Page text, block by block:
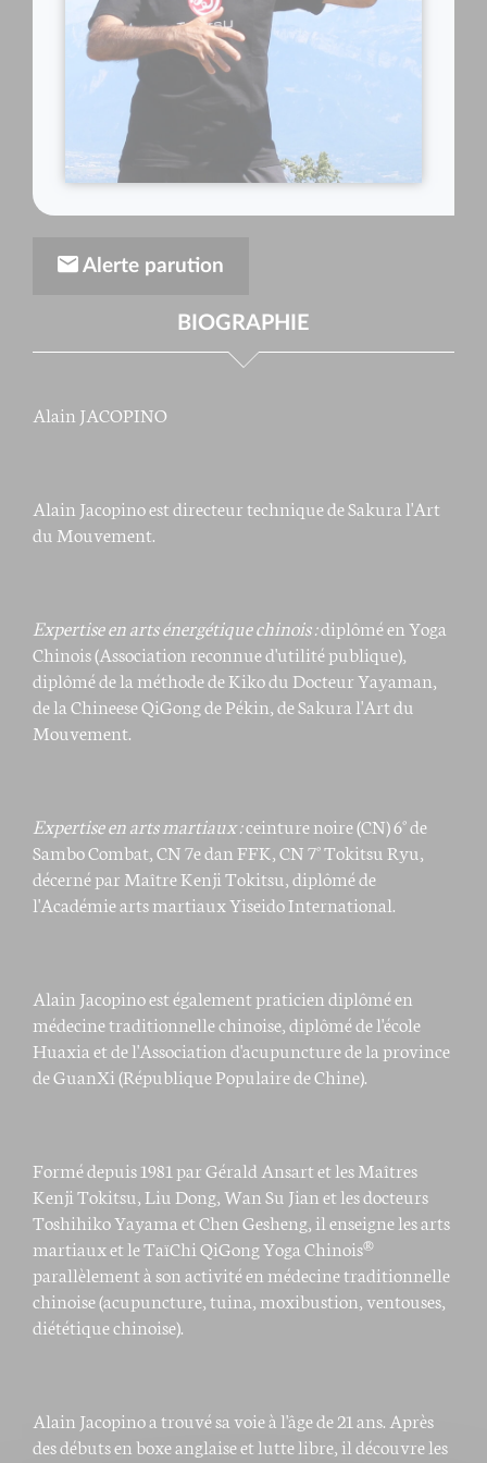
Alerte parution
BIOGRAPHIE
Alain JACOPINO
Alain Jacopino est directeur technique de Sakura l'Art
du Mouvement.
Expertise en arts énergétique chinois :diplômé en Yoga
Chinois (Association reconnue d'utilité publique),
diplômé de la méthode de Kiko du Docteur Yayaman,
de la Chineese QiGong de Pékin, de Sakura l'Art du
Mouvement.
Expertise en arts martiaux :ceinture noire (CN) 6° de
Sambo Combat, CN 7e dan FFK, CN 7° Tokitsu Ryu,
décerné par Maître Kenji Tokitsu, diplômé de
l'Académie arts martiaux Yiseido International.
Alain Jacopino est également praticien diplômé en
médecine traditionnelle chinoise, diplômé de l'école
Huaxia et de l'Association d'acupuncture de la province
de GuanXi (République Populaire de Chine).
Formé depuis 1981 par Gérald Ansart et les Maîtres
Kenji Tokitsu, Liu Dong, Wan Su Jian et les docteurs
Toshihiko Yayama et Chen Gesheng, il enseigne les arts
martiaux et le TaïChi QiGong Yoga Chinois®
parallèlement à son activité en médecine traditionnelle
chinoise (acupuncture, tuina, moxibustion, ventouses,
diététique chinoise).
Alain Jacopino a trouvé sa voie à l'âge de 21 ans. Après
des débuts en boxe anglaise et lutte libre, il découvre les